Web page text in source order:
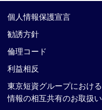
個人情報保護宣言
勧誘方針
倫理コード
利益相反
東京短資グループにおける
情報の相互共有のお取扱い